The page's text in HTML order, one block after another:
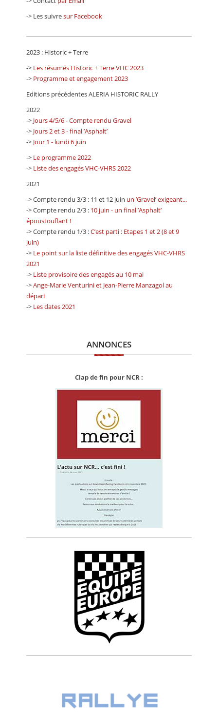
-> Les suivresur Facebook
2023 : Historic + Terre
-> Les résumés Historic + Terre VHC 2023
-> Programme et engagement 2023
Editions précédentes ALERIA HISTORIC RALLY
2022
-> Jours 4/5/6 - Compte rendu Gravel
-> Jours 2 et 3 - final ’Asphalt’
-> Jour 1 - lundi 6 juin
-> Le programme 2022
-> Liste des engagés VHC-VHRS 2022
2021
-> Compte rendu 3/3 : 11 et 12 juin un ’Gravel’ exigeant...
-> Compte rendu 2/3 : 10 juin - un final ’Asphalt’
époustouflant !
-> Compte rendu 1/3 :C’est parti : Etapes 1 et 2 (8 et 9
juin)
-> Le point sur la liste définitive des engagés VHC-VHRS
2021
-> Liste provisoire des engagés au 10 mai
->Ange-Marie Venturini et Jean-Pierre Manzagol au
départ
-> Les dates 2021
ANNONCES
Clap de fin pour NCR :